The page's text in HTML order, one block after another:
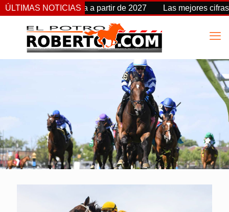
ÚLTIMAS NOTICIAS
de fecha a partir de 2027 Las mejores cifras Beyer